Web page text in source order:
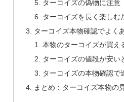
ターコイズの偽物に注意
ターコイズを長く楽しむ
ターコイズ本物確認でよく
本物のターコイズが買え
ターコイズの値段が安い
ターコイズの本物確認で
まとめ：ターコイズ本物の